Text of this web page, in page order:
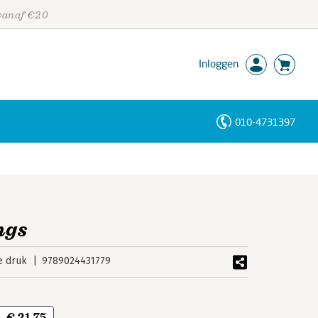
€20
Inloggen
010-4731397
druk 9789024431779
Personen